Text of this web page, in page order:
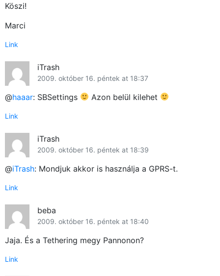
Köszi!
Marci
Link
iTrash
2009. október 16. péntek at 18:37
@haaar: SBSettings Azon belül kilehet
Link
iTrash
2009. október 16. péntek at 18:39
@iTrash: Mondjuk akkor is használja a GPRS-t.
Link
beba
2009. október 16. péntek at 18:40
Jaja. És a Tethering megy Pannonon?
Link